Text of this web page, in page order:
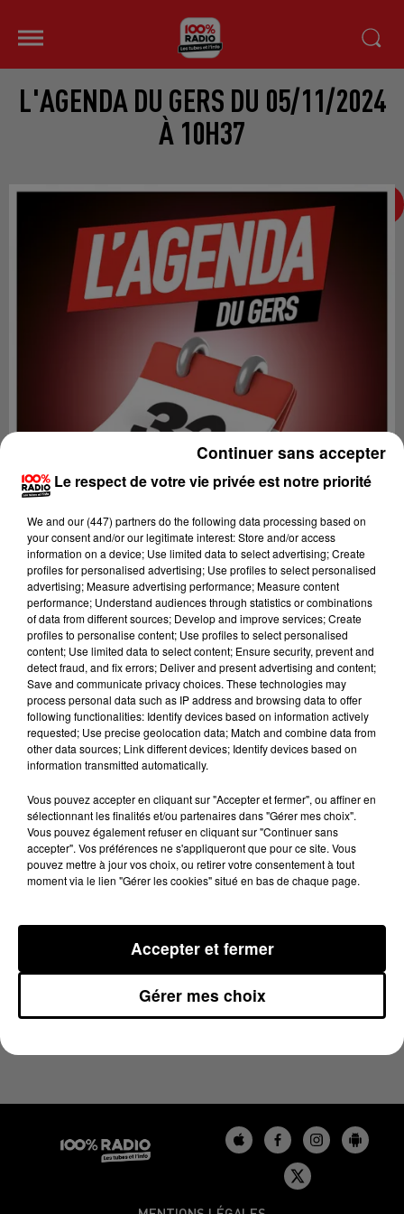
L'AGENDA DU GERS DU 05/11/2024
À 10H37
Lecture (4 min 46 sec)
100%
5 novembre 2024 - 4 min 46 sec
L'AGENDA DU GERS DU 05/11/2024 À 10H37
Le respect de votre vie privée est notre priorité
We and our (447) partnersdo the following data processing based on
your consent and/or our legitimate interest: Store and/or access
information on a device; Use limited data to select advertising; Create
profiles for personalised advertising; Use profiles to select personalised
advertising; Measure advertising performance; Measure content
performance; Understand audiences through statistics or combinations
of data from different sources; Develop and improve services; Create
profiles to personalise content; Use profiles to select personalised
content; Use limited data to select content; Ensure security, prevent and
detect fraud, and fix errors; Deliver and present advertising and content;
Save and communicate privacy choices. These technologies may
process personal data such as IP address and browsing data to offer
following functionalities: Identify devices based on information actively
requested; Use precise geolocation data; Match and combine data from
other data sources; Link different devices; Identify devices based on
information transmitted automatically.
Vous pouvez accepter en cliquant sur "Accepter et fermer", ou affiner en
sélectionnant les finalités et/ou partenaires dans "Gérer mes choix".
Vous pouvez également refuser en cliquant sur "Continuer sans
accepter". Vos préférences ne s'appliqueront que pour ce site. Vous
pouvez mettre à jour vos choix, ou retirer votre consentement à tout
moment via le lien "Gérer les cookies" situé en bas de chaque page.
Gérer mes choix
Accepter et fermer
Continuer sans accepter